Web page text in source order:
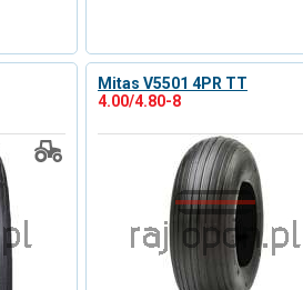
Mitas V5501 4PR TT
4.00/4.80-8